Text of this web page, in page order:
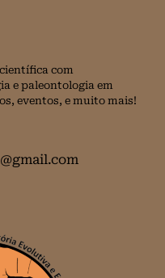
com
e paleontologia em
eventos, e muito mais!